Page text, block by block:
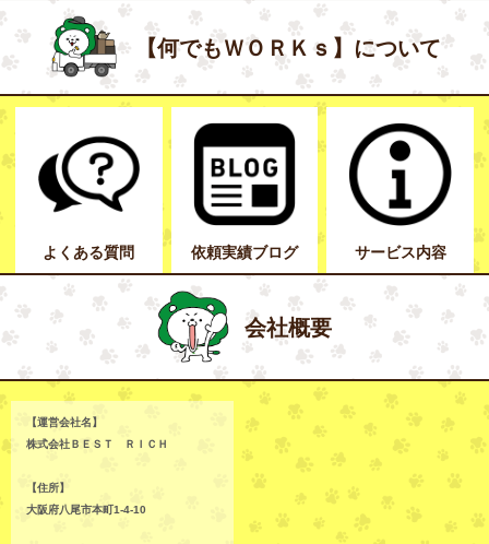
【何でもＷＯＲＫｓ】について
よくある質問 依頼実績ブログ サービス内容
会社概要
【運営会社名】
株式会社ＢＥＳＴ ＲＩＣＨ
【住所】
大阪府八尾市本町1-4-10